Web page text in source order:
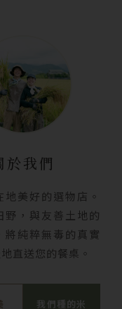
於我們
美好的選物店。
野，與友善土地的
將純粹無毒的真實
直送您的餐桌。
我們種的米